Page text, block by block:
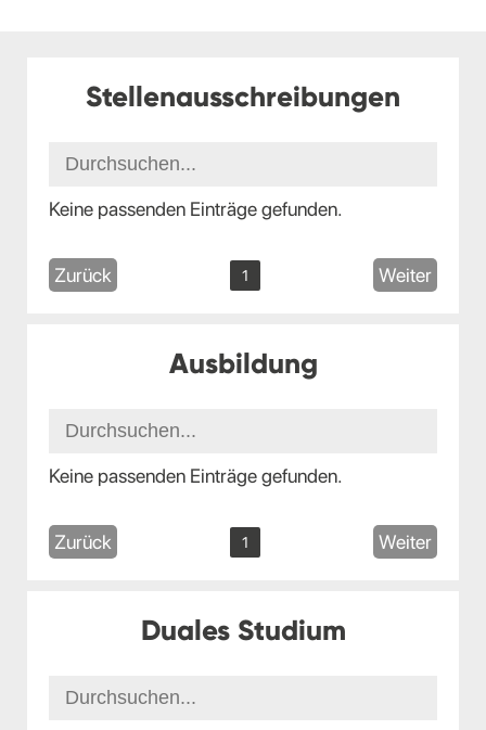
Stellenausschreibungen
Keine passenden Einträge gefunden.
Zurück 1 Weiter
Ausbildung
Keine passenden Einträge gefunden.
Zurück 1 Weiter
Duales Studium